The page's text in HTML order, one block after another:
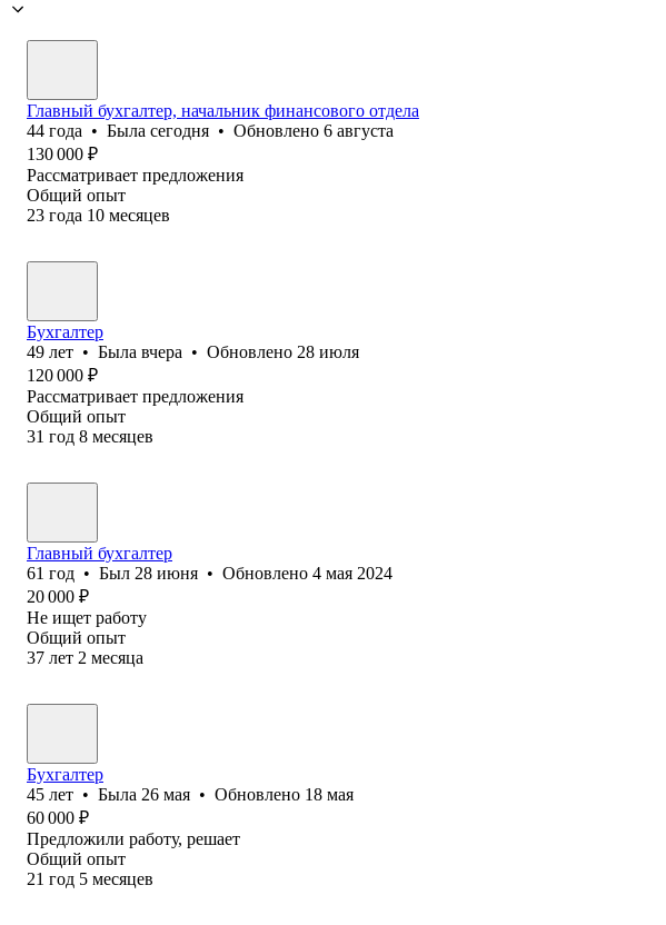
Главный бухгалтер, начальник финансового отдела
44 года • Была сегодня • Обновлено 6 августа
130 000 ₽
Рассматривает предложения
Общий опыт
23 года 10 месяцев
Бухгалтер
49 лет • Была вчера • Обновлено 28 июля
120 000 ₽
Рассматривает предложения
Общий опыт
31 год 8 месяцев
Главный бухгалтер
61 год • Был 28 июня • Обновлено 4 мая 2024
20 000 ₽
Не ищет работу
Общий опыт
37 лет 2 месяца
Бухгалтер
45 лет • Была 26 мая • Обновлено 18 мая
60 000 ₽
Предложили работу, решает
Общий опыт
21 год 5 месяцев